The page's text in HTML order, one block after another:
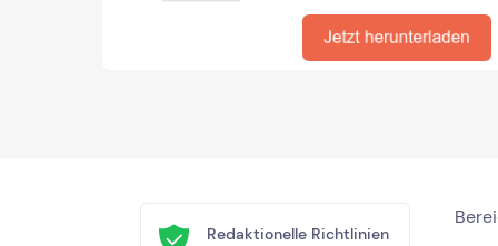
Redaktionelle Richtlinien